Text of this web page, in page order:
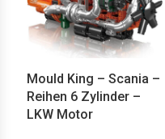
Mould King – Scania –
Reihen 6 Zylinder –
LKW Motor